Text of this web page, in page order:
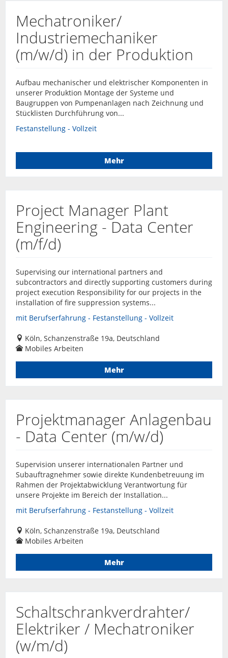
Mechatroniker/
Industriemechaniker
(m/w/d) in der Produktion
Aufbau mechanischer und elektrischer Komponenten in
unserer Produktion Montage der Systeme und
Baugruppen von Pumpenanlagen nach Zeichnung und
Stücklisten Durchführung von...
Festanstellung - Vollzeit
Mehr
Project Manager Plant
Engineering - Data Center
(m/f/d)
Supervising our international partners and
subcontractors and directly supporting customers during
project execution Responsibility for our projects in the
installation of fire suppression systems...
mit Berufserfahrung - Festanstellung - Vollzeit
Köln, Schanzenstraße 19a, Deutschland
Mobiles Arbeiten
Mehr
Projektmanager Anlagenbau
- Data Center (m/w/d)
Supervision unserer internationalen Partner und
Subauftragnehmer sowie direkte Kundenbetreuung im
Rahmen der Projektabwicklung Verantwortung für
unsere Projekte im Bereich der Installation...
mit Berufserfahrung - Festanstellung - Vollzeit
Köln, Schanzenstraße 19a, Deutschland
Mobiles Arbeiten
Mehr
Schaltschrankverdrahter/
Elektriker / Mechatroniker
(w/m/d)